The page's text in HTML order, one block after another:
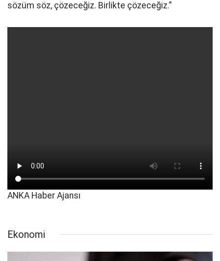
sözüm söz, çözeceğiz. Birlikte çözeceğiz.”
ANKA Haber Ajansı
Ekonomi